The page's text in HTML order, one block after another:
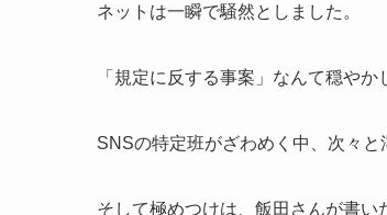
ネットは一瞬で騒然としました。
「規定に反する事案」なんて穏やか
SNSの特定班がざわめく中、次々と
そして極めつけは、飯田さんが書い